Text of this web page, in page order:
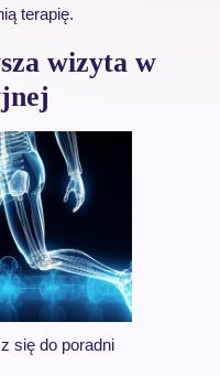
terapię.
wizyta w
się do poradni